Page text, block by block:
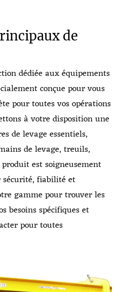
de
dédiée aux équipements
conçue pour vous
pour toutes vos opérations
à votre disposition une
de levage essentiels,
de levage, treuils,
est soigneusement
fiabilité et
gamme pour trouver les
besoins spécifiques et
pour toutes